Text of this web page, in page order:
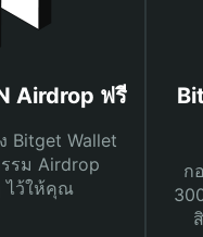
Airdrop ฟรี
Bitget Wallet
รรม Airdrop
ไว้ให้คุณ
ก